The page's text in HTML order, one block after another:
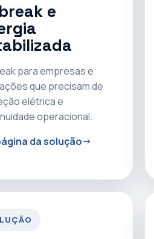
e
para empresas e
que precisam de
elétrica e
operacional.
da solução